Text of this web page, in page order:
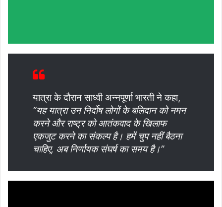
यात्रा के दौरान साध्वी अन्नपूर्णा भारती ने कहा,
“यह यात्रा उन निर्दोष लोगों के बलिदान को नमन
करने और राष्ट्र को आतंकवाद के खिलाफ
एकजुट करने का संकल्प है। हमें चुप नहीं बैठना
चाहिए, अब निर्णायक संघर्ष का समय है।”